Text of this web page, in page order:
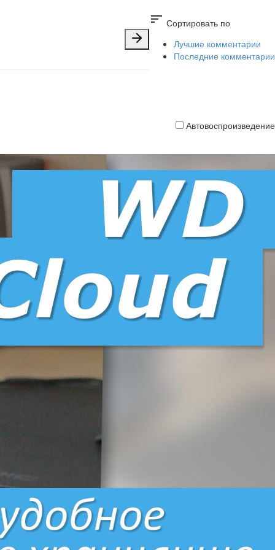
sort Сортировать по
Лучшие комментарии
Последние комментарии
Автовоспроизведение